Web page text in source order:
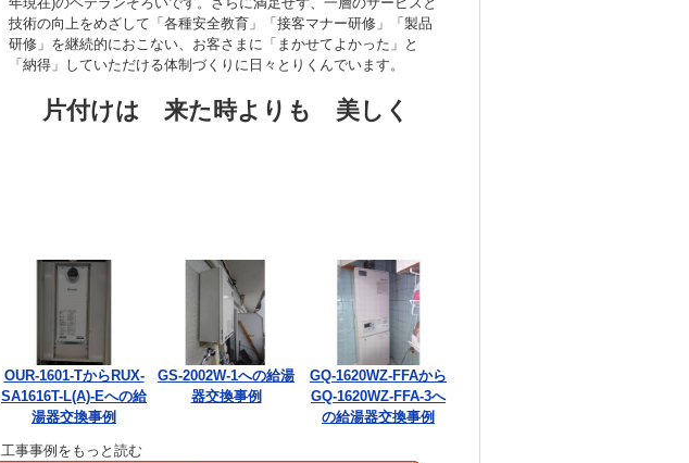
技術の向上をめざして「各種安全教育」「接客マナー研修」「製品
研修」を継続的におこない、お客さまに「まかせてよかった」と
「納得」していただける体制づくりに日々とりくんでいます。
片付けは 来た時よりも 美しく
OUR-1601-TからRUX-
SA1616T-L(A)-Eへの給
湯器交換事例
GS-2002W-1への給湯
器交換事例
GQ-1620WZ-FFAから
GQ-1620WZ-FFA-3へ
の給湯器交換事例
工事事例をもっと読む